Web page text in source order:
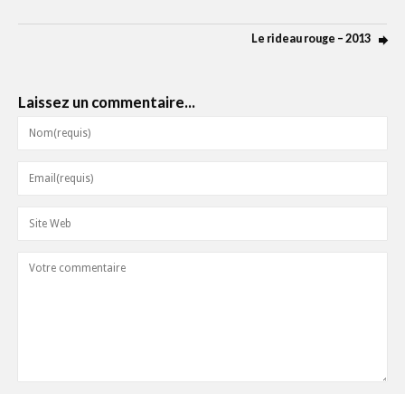
Le rideau rouge – 2013
Laissez un commentaire...